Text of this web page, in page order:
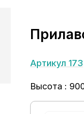
Артикул 173
Высота :